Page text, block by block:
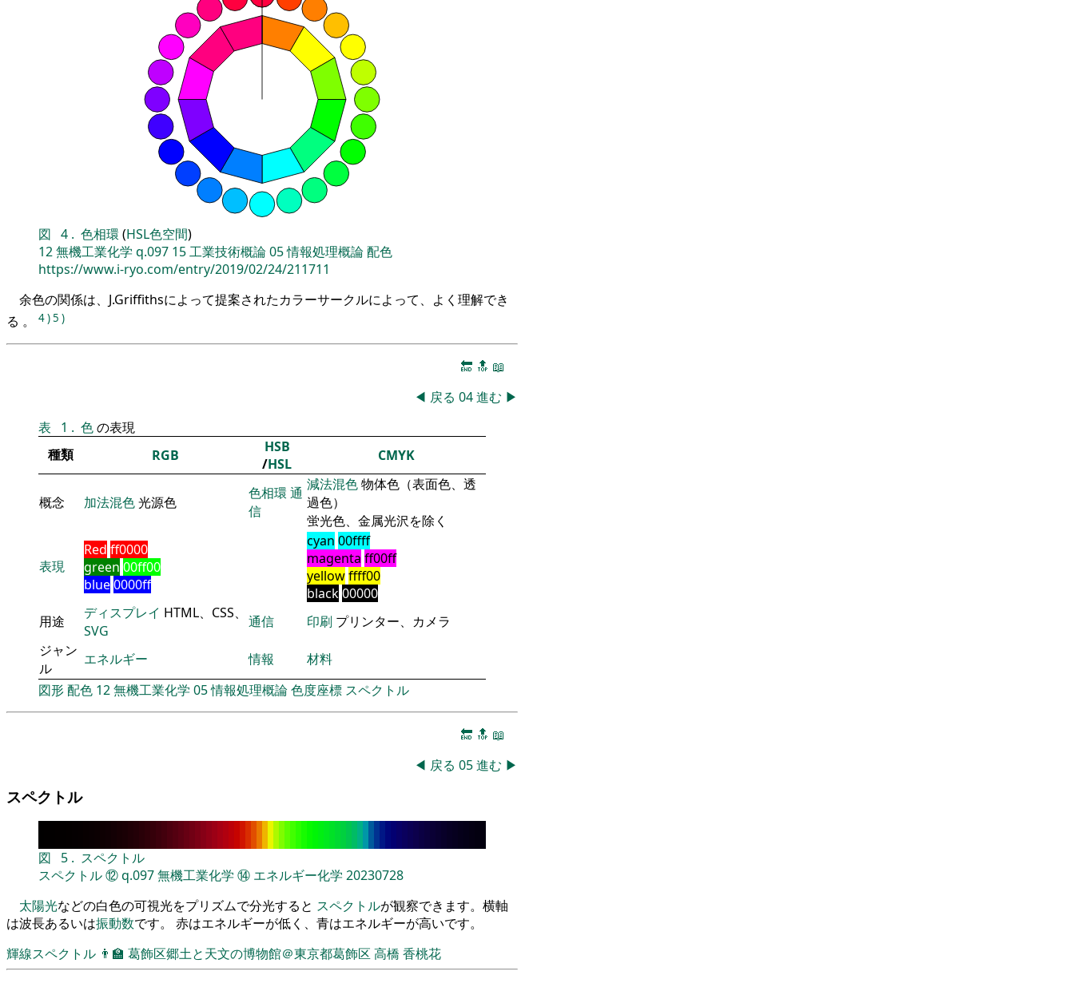
図 4 . 色相環 (HSL色空間)
12無機工業化学 q.097 15工業技術概論05情報処理概論配色
https://www.i-ryo.com/entry/2019/02/24/211711
余色の関係は、J.Griffithsによって提案されたカラーサークルによって、よく理解でき
る 。
4)5 )
🔚 🔝 📖
◀ 戻る 04進む ▶
表
1 . 色の表現
種類
RGB
HSB
/HSL CMYK
概念 加法混色光源色
色相環 通
信
減法混色物体色（表面色、透
過色）
蛍光色、金属光沢を除く
表現
Red ff0000
green 00ff00
blue0000ff
cyan 00ffff
magenta ff00ff
yellowffff00
black00000
用途
ディスプレイ HTML、CSS、
SVG
通信 印刷 プリンター、カメラ
ジャン
ル
エネルギー 情報
材料
図形配色 12無機工業化学 05情報処理概論色度座標 スペクトル
🔚 🔝 📖
◀ 戻る 05進む ▶
スペクトル
図 5 . スペクトル
スペクトル⑫q.097無機工業化学 ⑭ エネルギー化学 20230728
太陽光などの白色の可視光をプリズムで分光すると スペクトルが観察できます。横軸
は波長あるいは振動数です。 赤はエネルギーが低く、青はエネルギーが高いです。
輝線スペクトル 👨‍🏫 葛飾区郷土と天文の博物館＠東京都葛飾区 高橋 香桃花